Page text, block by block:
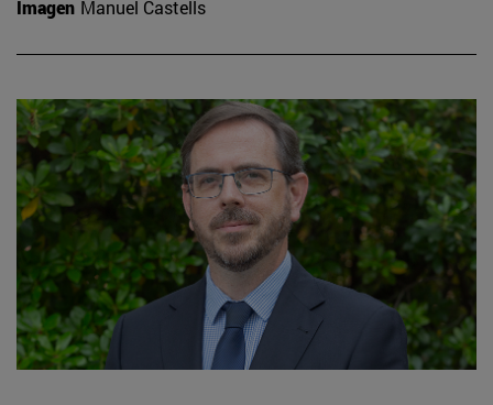
Imagen Manuel Castells